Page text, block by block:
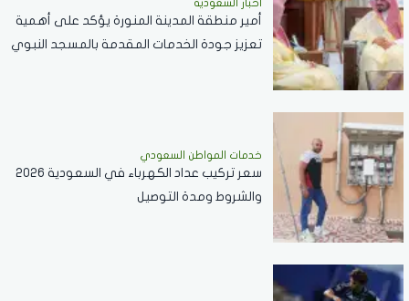
أخبار السعودية
أمير منطقة المدينة المنورة يؤكد على أهمية
تعزيز جودة الخدمات المقدمة بالمسجد النبوي
خدمات المواطن السعودي
سعر تركيب عداد الكهرباء في السعودية 2026
والشروط ومدة التوصيل